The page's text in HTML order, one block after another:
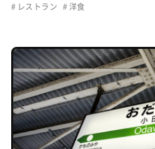
レストラン 洋食